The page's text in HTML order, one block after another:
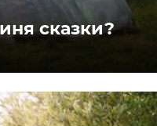
сказки?